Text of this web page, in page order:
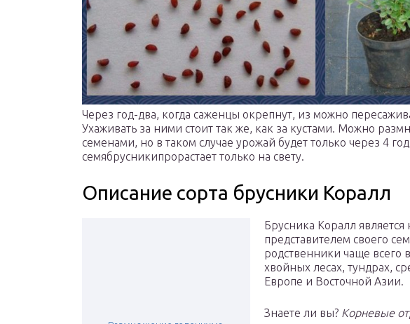
Через год-два, когда саженцы окрепнут, из можно
Ухаживать за ними стоит так же, как за кустами. Можно
семенами, но в таком случае урожай будет только через 4
семябрусникипрорастает только на свету.
Описание сорта брусники Коралл
Брусника Коралл
представителем своего
родственники чаще всего
хвойных лесах, тундрах,
Европе и Восточной Азии.
Знаете ли вы? Корневые